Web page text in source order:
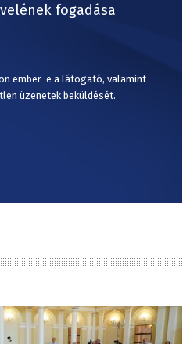
fogadása
ember-e a látogató, valamint
üzenetek beküldését.